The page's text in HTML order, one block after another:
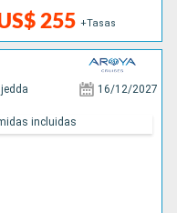
255 +Tasas
16/12/2027
incluidas